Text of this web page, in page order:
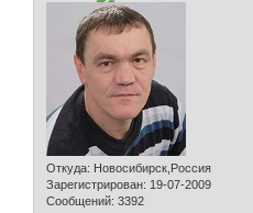
Откуда: Новосибирск,Россия
Зарегистрирован: 19-07-2009
Сообщений: 3392